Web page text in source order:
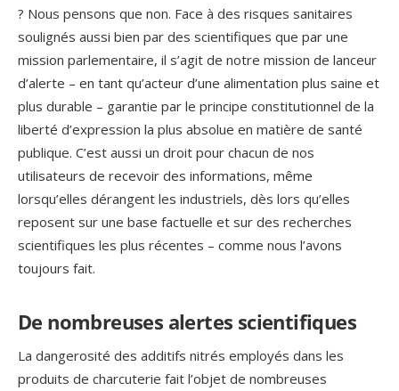
? Nous pensons que non. Face à des risques sanitaires
soulignés aussi bien par des scientifiques que par une
mission parlementaire, il s’agit de notre mission de lanceur
d’alerte – en tant qu’acteur d’une alimentation plus saine et
plus durable – garantie par le principe constitutionnel de la
liberté d’expression la plus absolue en matière de santé
publique. C’est aussi un droit pour chacun de nos
utilisateurs de recevoir des informations, même
lorsqu’elles dérangent les industriels, dès lors qu’elles
reposent sur une base factuelle et sur des recherches
scientifiques les plus récentes – comme nous l’avons
toujours fait.
De nombreuses alertes scientifiques
La dangerosité des additifs nitrés employés dans les
produits de charcuterie fait l’objet de nombreuses